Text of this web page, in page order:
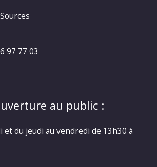
97 77 03
au public :
et du jeudi au vendredi de 13h30 à